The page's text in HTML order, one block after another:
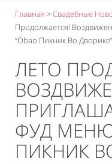
Главная >Свадебные
Продолжается!
“Obao Пикник Во Дворике”
ЛЕТО
ФУД МЕНЮ
ПИКНИК